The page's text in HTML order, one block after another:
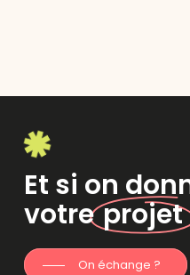
Et si on
votreprojet
On échange ?